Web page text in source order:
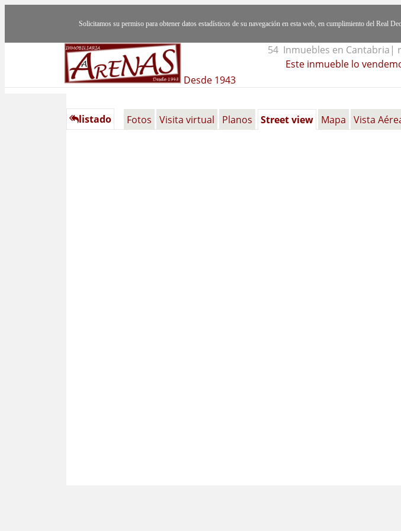
Solicitamos su permiso para obtener datos estadísticos de su navegación en esta web, en cumplimiento del Real
Desde 1943
54 Inmuebles en Cantabria|
Este inmueble lo
listado Fotos Visita virtual Planos Street view Mapa Vista